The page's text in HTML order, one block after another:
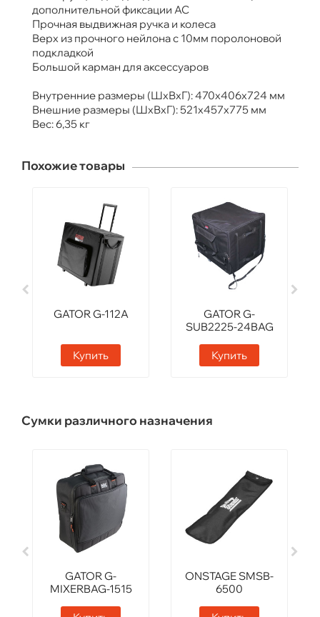
дополнительной фиксации АС
Прочная выдвижная ручка и колеса
Верх из прочного нейлона с 10мм поролоновой
подкладкой
Большой карман для аксессуаров
Внутренние размеры (ШхВхГ): 470х406х724 мм
Внешние размеры (ШхВхГ): 521х457х775 мм
Вес: 6,35 кг
Похожие товары
GATOR G-112A
Купить
GATOR G-
SUB2225-24BAG
Купить
Сумки различного назначения
GATOR G-
MIXERBAG-1515
ONSTAGE SMSB-
6500